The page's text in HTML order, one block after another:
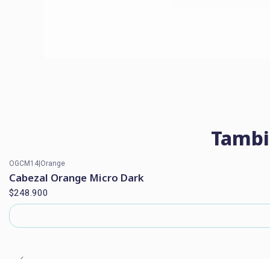
Agotado
OGCM14 Orange
Cabezal Orange Micro Dark
$248.900